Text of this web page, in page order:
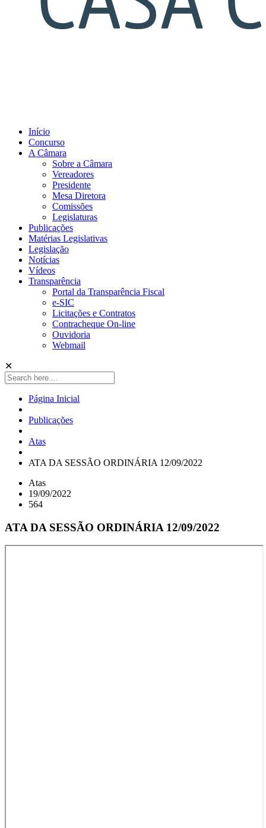
Início
Concurso
A Câmara
Sobre a Câmara
Vereadores
Presidente
Mesa Diretora
Comissões
Legislaturas
Publicações
Matérias Legislativas
Legislação
Notícias
Vídeos
Transparência
Portal da Transparência Fiscal
e-SIC
Licitações e Contratos
Contracheque On-line
Ouvidoria
Webmail
✕
Página Inicial
Publicações
Atas
ATA DA SESSÃO ORDINÁRIA 12/09/2022
Atas
19/09/2022
564
ATA DA SESSÃO ORDINÁRIA 12/09/2022